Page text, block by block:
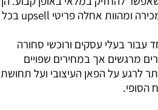
קלילות במשלוח, קלילות במכירה ומהוות אחלה פריטי upsell בכל
עבור בעלי עסקים ורוכשי סחורה
מרגשים אך במחירים שפויים
לרגע על הפאן העיצובי ועל תחושת
הסופי.